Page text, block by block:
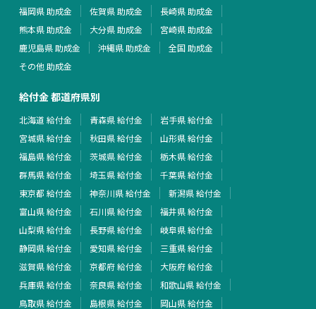
福岡県 助成金
佐賀県 助成金
長崎県 助成金
熊本県 助成金
大分県 助成金
宮崎県 助成金
鹿児島県 助成金
沖縄県 助成金
全国 助成金
その他 助成金
給付金 都道府県別
北海道 給付金 青森県 給付金
岩手県 給付金
宮城県 給付金
秋田県 給付金
山形県 給付金
福島県 給付金
茨城県 給付金
栃木県 給付金
群馬県 給付金
埼玉県 給付金
千葉県 給付金
東京都 給付金
神奈川県 給付金
新潟県 給付金
富山県 給付金
石川県 給付金
福井県 給付金
山梨県 給付金
長野県 給付金
岐阜県 給付金
静岡県 給付金
愛知県 給付金
三重県 給付金
滋賀県 給付金
京都府 給付金
大阪府 給付金
兵庫県 給付金
奈良県 給付金
和歌山県 給付金
鳥取県 給付金
島根県 給付金
岡山県 給付金